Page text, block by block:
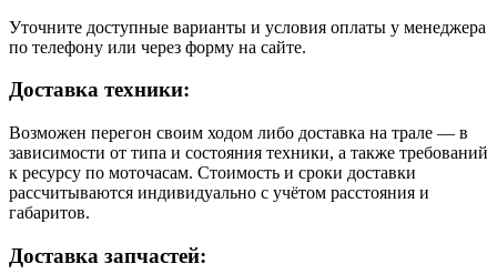
Уточните доступные варианты и условия оплаты у менеджера
по телефону или через форму на сайте.
Доставка техники:
Возможен перегон своим ходом либо доставка на трале — в
зависимости от типа и состояния техники, а также требований
к ресурсу по моточасам. Стоимость и сроки доставки
рассчитываются индивидуально с учётом расстояния и
габаритов.
Доставка запчастей: